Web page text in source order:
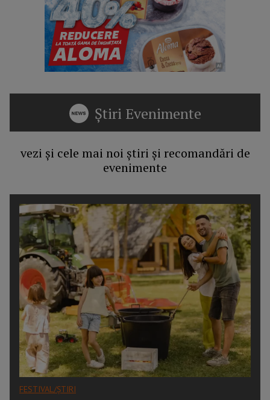
Știri Evenimente
vezi și cele mai noi știri și recomandări de
evenimente
FESTIVAL/ȘTIRI